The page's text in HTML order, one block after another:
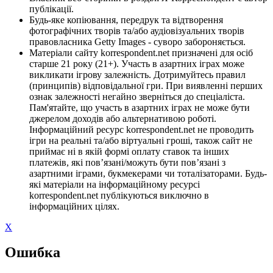
публікації.
Будь-яке копіювання, передрук та відтворення
фотографічних творів та/або аудіовізуальних творів
правовласника Getty Images - суворо забороняється.
Матеріали сайту korrespondent.net призначені для осіб
старше 21 року (21+). Участь в азартних іграх може
викликати ігрову залежність. Дотримуйтесь правил
(принципів) відповідальної гри. При виявленні перших
ознак залежності негайно зверніться до спеціаліста.
Пам'ятайте, що участь в азартних іграх не може бути
джерелом доходів або альтернативою роботі.
Інформаційний ресурс korrespondent.net не проводить
ігри на реальні та/або віртуальні гроші, також сайт не
приймає ні в якій формі оплату ставок та інших
платежів, які пов’язані/можуть бути пов’язані з
азартними іграми, букмекерами чи тоталізаторами. Будь-
які матеріали на інформаційному ресурсі
korrespondent.net публікуються виключно в
інформаційних цілях.
X
Ошибка